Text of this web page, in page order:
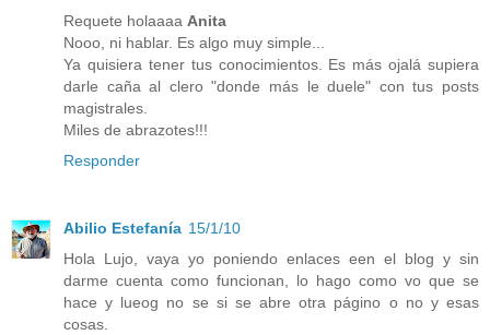
Requete holaaaa Anita
Nooo, ni hablar. Es algo muy simple...
Ya quisiera tener tus conocimientos. Es más ojalá supiera
darle caña al clero "donde más le duele" con tus posts
magistrales.
Miles de abrazotes!!!
Responder
Abilio Estefanía 15/1/10
Hola Lujo, vaya yo poniendo enlaces een el blog y sin
darme cuenta como funcionan, lo hago como vo que se
hace y lueog no se si se abre otra págino o no y esas
cosas.